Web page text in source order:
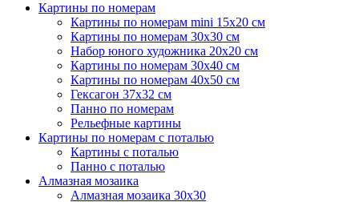
Картины по номерам
Картины по номерам mini 15х20 см
Картины по номерам 30x30 см
Набор юного художника 20х20 см
Картины по номерам 30х40 см
Картины по номерам 40х50 см
Гексагон 37х32 см
Панно по номерам
Рельефные картины
Картины по номерам с поталью
Картины с поталью
Панно с поталью
Алмазная мозаика
Алмазная мозаика 30х30